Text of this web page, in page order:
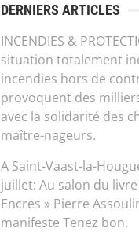
DERNIERS ARTICLES
INCENDIES &
situation totalement
incendies hors de
provoquent des
avec la solidarité des
maître-nageurs.
A Saint-Vaast-la-
juillet: Au salon du
Encres » Pierre
manifeste Tenez bon.